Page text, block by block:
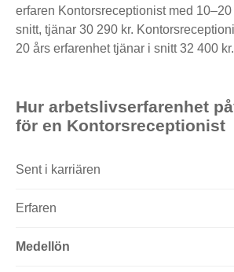
erfaren Kontorsreceptionist med
snitt, tjänar 30 290 kr.
20 års erfarenhet tjänar i snitt 32 400 kr.
Hur arbetslivserfarenhet
för en Kontorsreceptionist
Sent i karriären
Erfaren
Medellön